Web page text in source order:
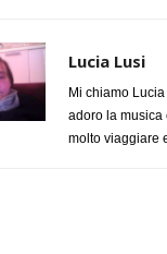
Lucia Lusi
Mi chiamo
adoro la musica
molto viaggiare